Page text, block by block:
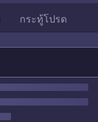
กระทู้โปรด